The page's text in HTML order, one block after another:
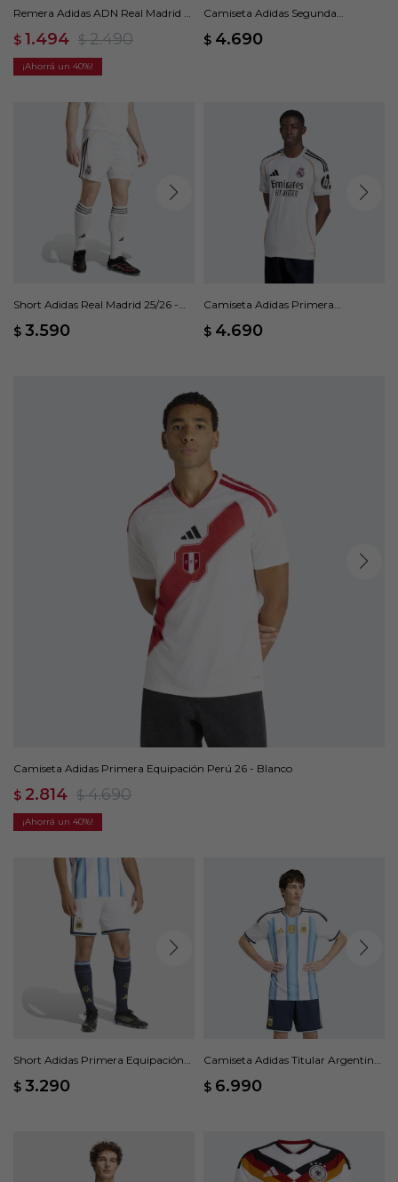
Remera Adidas ADN Real Madrid -
$ 1.494 $ 2.490
40
Camiseta Adidas Segunda
25/26 - Blanco
$ 4.690
Short Adidas Real Madrid 25/26 -
$ 3.590
Camiseta Adidas Primera
Blanco
$ 4.690
Camiseta Adidas Primera Equipación Perú 26 - Blanco
$ 2.814 $ 4.690
40
Short Adidas Primera Equipación
$ 3.290
Camiseta Adidas Titular Argentina
$ 6.990